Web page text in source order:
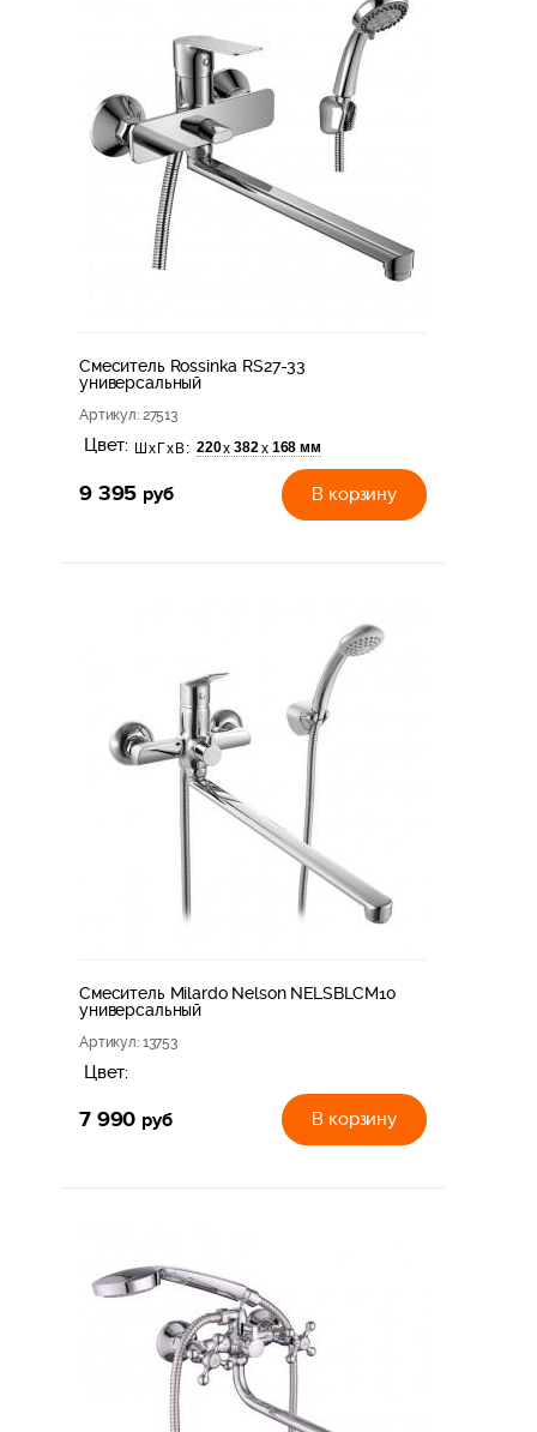
Смеситель Rossinka RS27-33
универсальный
Артикул: 27513
Цвет: ШхГхВ: 220х 382 х 168 мм
9 395 руб В корзину
Смеситель Milardo Nelson NELSBLCM10
универсальный
Артикул: 13753
Цвет:
7 990 руб В корзину